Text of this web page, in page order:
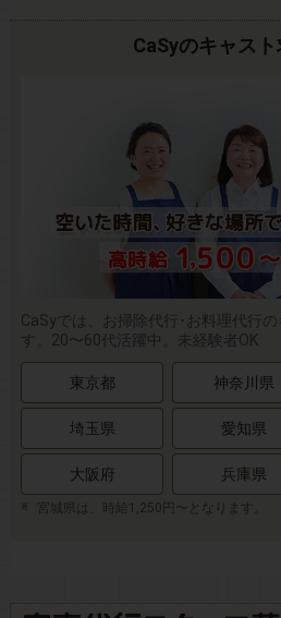
CaSyのキャス
CaSyでは、お掃除代行･お料理代行
す。20〜60代活躍中。未経験者OK
東京都 神奈川県
埼玉県 愛知県
大阪府 兵庫県
宮城県は、時給1,250円〜となります。